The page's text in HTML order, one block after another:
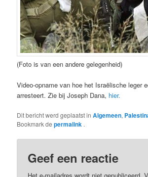
(Foto is van een andere gelegenheid)
Video-opname van hoe het Israëlische leger
arresteert. Zie bij Joseph Dana, hier.
Dit bericht werd geplaatst inAlgemeen,
Bookmark depermalink .
Geef een reactie
Het e-mailadres wordt niet gepubliceerd.